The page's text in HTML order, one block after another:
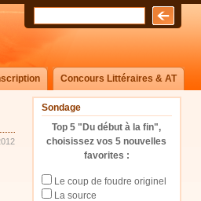
Concours Littéraires & AT
Sondage
Top 5 "Du début à la fin",
choisissez vos 5 nouvelles
favorites :
Le coup de foudre originel
La source